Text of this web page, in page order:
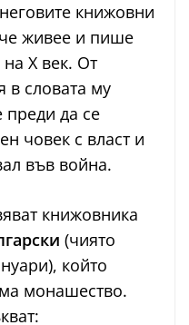
книжовни
живее и пише
X век. От
в словата му
да се
човек с власт и
във война.
книжовника
(чиято
който
монашество.